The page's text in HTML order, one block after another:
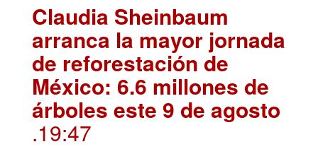
Claudia Sheinbaum
arranca la mayor jornada
de reforestación de
México: 6.6 millones de
árboles este 9 de agosto
.19:47